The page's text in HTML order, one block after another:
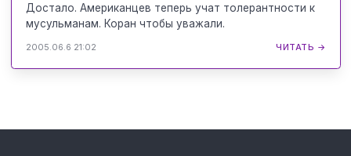
Достало. Американцев теперь учат толерантности к
мусульманам. Коран чтобы уважали.
2005.06.6 21:02 ЧИТАТЬ →